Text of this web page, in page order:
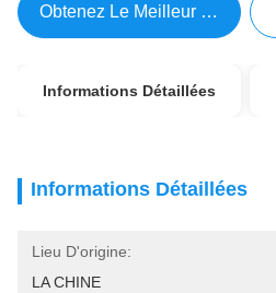
Obtenez Le Meilleur Prix
Informations Détaillées
Informations Détaillées
Lieu D'origine:
LA CHINE